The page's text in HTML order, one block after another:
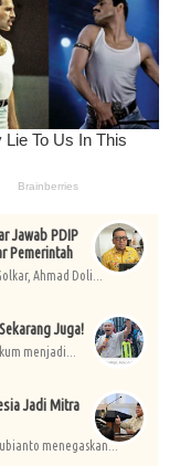
Jawab PDIP
Pemerintah
Ahmad Doli...
Juga!
menjadi...
Jadi Mitra
menegaskan...